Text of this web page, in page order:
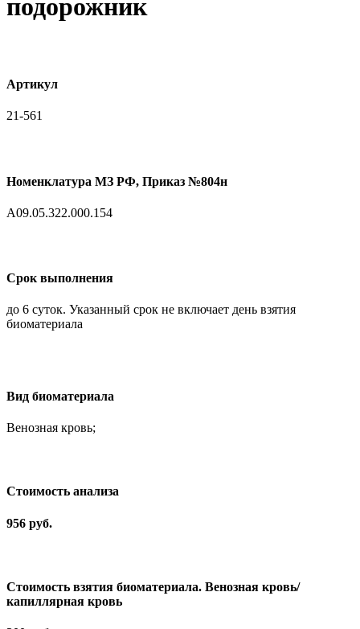
подорожник
Артикул
21-561
Номенклатура МЗ РФ, Приказ №804н
A09.05.322.000.154
Срок выполнения
до 6 суток. Указанный срок не включает день взятия
биоматериала
Вид биоматериала
Венозная кровь;
Cтоимость анализа
956 руб.
Стоимость взятия биоматериала. Венозная кровь/
капиллярная кровь